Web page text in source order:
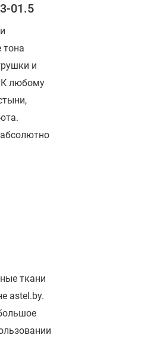
01.5
тона
и
К любому
ткани
astel.by.